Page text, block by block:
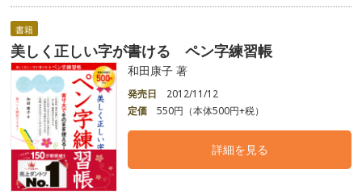
書籍
美しく正しい字が書ける ペン字練習帳
和田康子 著
発売日
2012/11/12
定価
550円（本体500円+税）
詳細を見る